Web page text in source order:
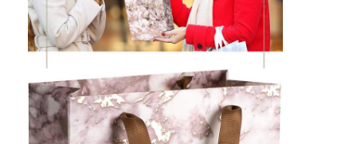
Prodotti per la vendita al dettaglio
Etichetta adesiva
Borsa d'imballaggio della maschera facciale
Stampa di opuscoli su misura